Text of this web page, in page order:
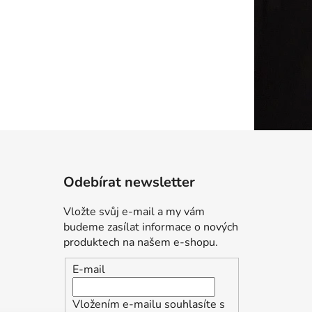
Odebírat newsletter
Vložte svůj e-mail a my vám
budeme zasílat informace o nových
produktech na našem e-shopu.
E-mail
Vložením e-mailu souhlasíte s